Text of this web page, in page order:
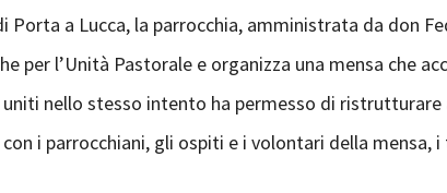
a Lucca, la parrocchia, amministrata da don
per l’Unità Pastorale e organizza una mensa che
nello stesso intento ha permesso di
i parrocchiani, gli ospiti e i volontari della mensa,